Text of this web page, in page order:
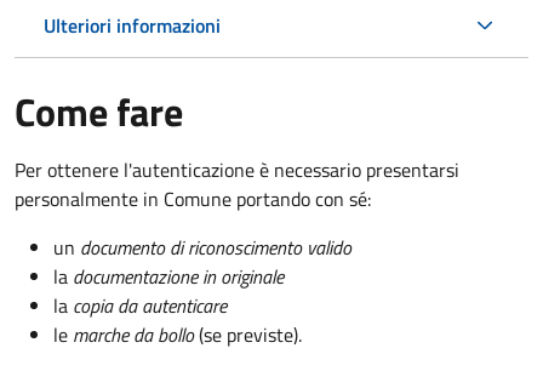
Ulteriori informazioni
Come fare
Per ottenere l'autenticazione è necessario presentarsi
personalmente in Comune portando con sé:
un documento di riconoscimento valido
la documentazione in originale
la copia da autenticare
le marche da bollo(se previste).